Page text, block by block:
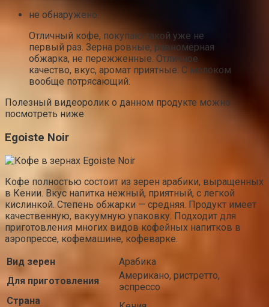
не обнаружено.
Отличный кофе, покупаю такой уже не
первый раз. Зерна ровные, равномерная
обжарка, не пережженные. Отличное
качество, вкус, аромат приятные. С молоком
вообще потрясающий.
Полезный видеоролик о данном продукте можно
посмотреть ниже
Egoiste Noir
Кофе полностью состоит из зерен арабики, выращенных
в Кении. Вкус напитка нежный, приятный, с легкой
кислинкой. Степень обжарки — средняя. Продукт имеет
качественную, вакуумную упаковку. Подходит для
приготовления многих видов кофейных напитков в
аэропрессе, кофемашине, кофеварке.
Вид зерен
Арабика
Для приготовления
Американо, ристретто,
эспрессо
Страна